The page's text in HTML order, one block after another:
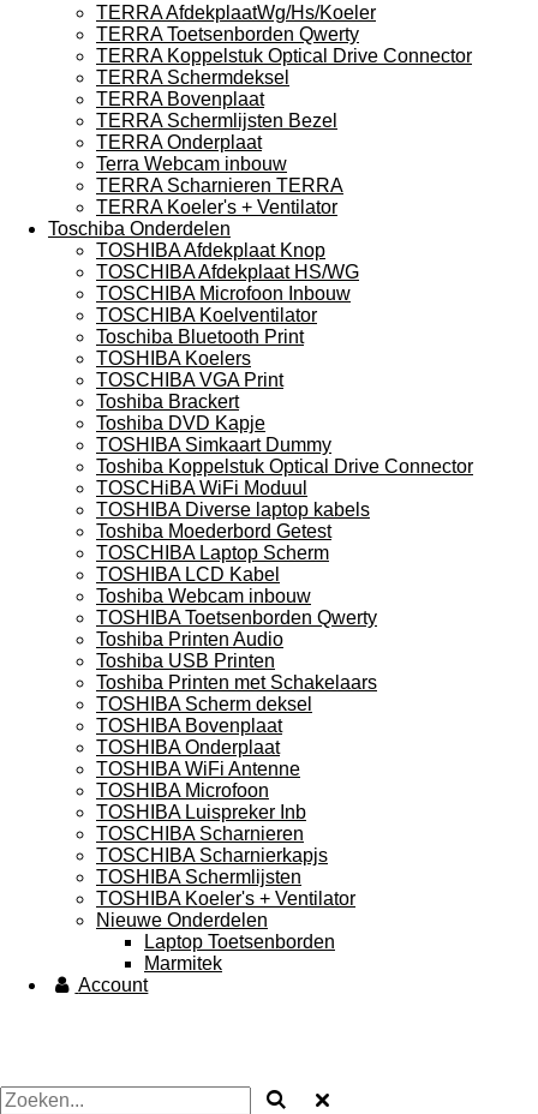
TERRA AfdekplaatWg/Hs/Koeler
TERRA Toetsenborden Qwerty
TERRA Koppelstuk Optical Drive Connector
TERRA Schermdeksel
TERRA Bovenplaat
TERRA Schermlijsten Bezel
TERRA Onderplaat
Terra Webcam inbouw
TERRA Scharnieren TERRA
TERRA Koeler's + Ventilator
Toschiba Onderdelen
TOSHIBA Afdekplaat Knop
TOSCHIBA Afdekplaat HS/WG
TOSCHIBA Microfoon Inbouw
TOSCHIBA Koelventilator
Toschiba Bluetooth Print
TOSHIBA Koelers
TOSCHIBA VGA Print
Toshiba Brackert
Toshiba DVD Kapje
TOSHIBA Simkaart Dummy
Toshiba Koppelstuk Optical Drive Connector
TOSCHiBA WiFi Moduul
TOSHIBA Diverse laptop kabels
Toshiba Moederbord Getest
TOSCHIBA Laptop Scherm
TOSHIBA LCD Kabel
Toshiba Webcam inbouw
TOSHIBA Toetsenborden Qwerty
Toshiba Printen Audio
Toshiba USB Printen
Toshiba Printen met Schakelaars
TOSHIBA Scherm deksel
TOSHIBA Bovenplaat
TOSHIBA Onderplaat
TOSHIBA WiFi Antenne
TOSHIBA Microfoon
TOSHIBA Luispreker Inb
TOSCHIBA Scharnieren
TOSCHIBA Scharnierkapjs
TOSHIBA Schermlijsten
TOSHIBA Koeler's + Ventilator
Nieuwe Onderdelen
Laptop Toetsenborden
Marmitek
Account